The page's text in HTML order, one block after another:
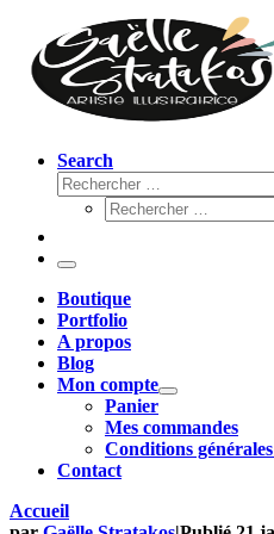
Search
Rechercher
Rechercher
Menu
Boutique
Portfolio
A propos
Blog
Mon compte
Panier
Mes commandes
Conditions
Contact
Accueil